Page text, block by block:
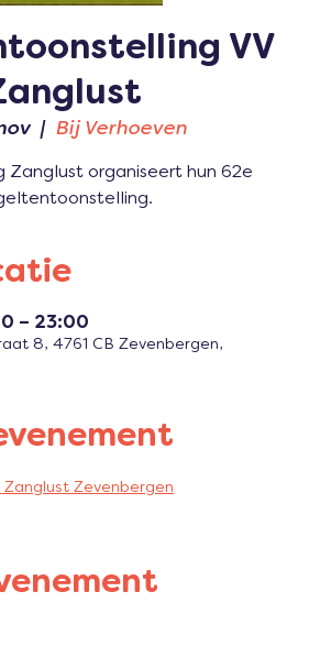
VV
  |
Bij Verhoeven
Zanglust organiseert hun 62e
– 23:00
8, 4761 CB Zevenbergen,
Zanglust Zevenbergen